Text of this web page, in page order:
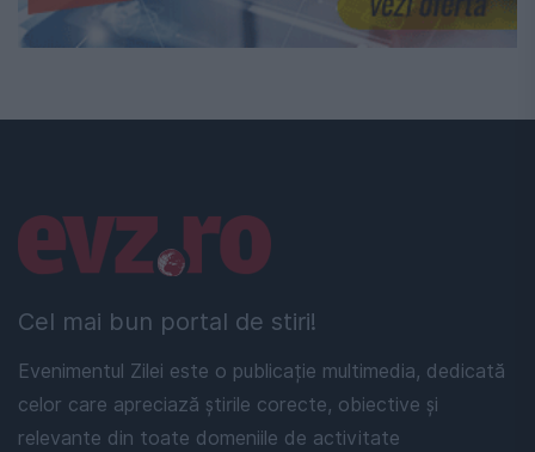
Cel mai bun portal de stiri!
Evenimentul Zilei este o publicație multimedia, dedicată
celor care apreciază știrile corecte, obiective și
relevante din toate domeniile de activitate
Linkuri utile